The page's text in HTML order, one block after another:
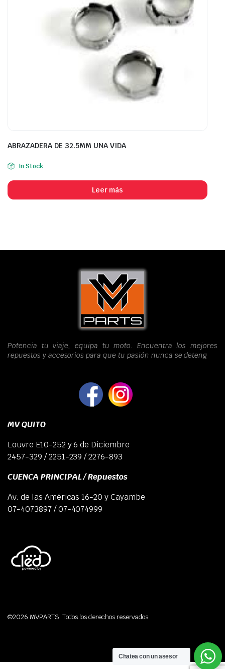
ABRAZADERA DE 32.5MM UNA VIDA
In Stock
Leer más
Potencia tu viaje, equipa tu moto. Encuentra los mejores
repuestos y accesorios para que tu pasión nunca se deteng
MV QUITO
Louvre E10-252 y 6 de Diciembre
2457-329 / 2251-239 / 2276-893
CUENCA PRINCIPAL / Repuestos
Av. de las Américas 16-20 y Cayambe
07-4073897 / 07-4074999
©2026 MVPARTS. Todos los derechos reservados
Chatea con un asesor